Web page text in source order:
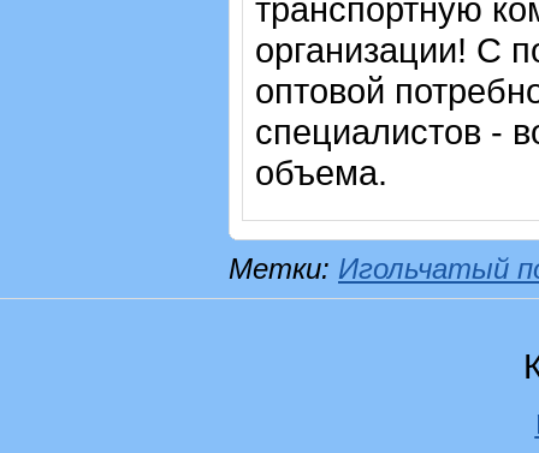
транспортную
организации! С
оптовой
специалистов -
объема.
Метки: Игольчатый